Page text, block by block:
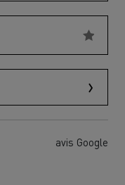
avis Google